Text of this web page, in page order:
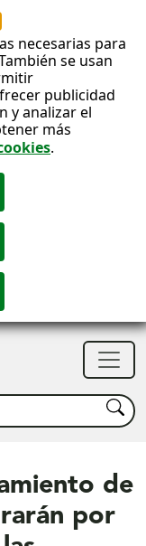
necesarias para
se usan
publicidad
y analizar el
más
.
Buscar
de
por